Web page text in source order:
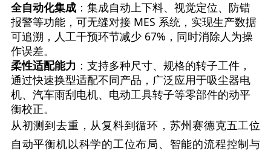
全自动化集成：集成自动上下料、视觉定位、防错
报警等功能，可无缝对接 MES 系统，实现生产数据
可追溯，人工干预环节减少 67%，同时消除人为操
作误差。
柔性适配能力 ：支持多种尺寸、规格的转子工件，
通过快速换型适配不同产品，广泛应用于吸尘器电
机、汽车雨刮电机、电动工具转子等零部件的动平
衡校正。
从初测到去重，从复料到循环，苏州赛德克五工位
自动平衡机以科学的工位布局、智能的流程控制与